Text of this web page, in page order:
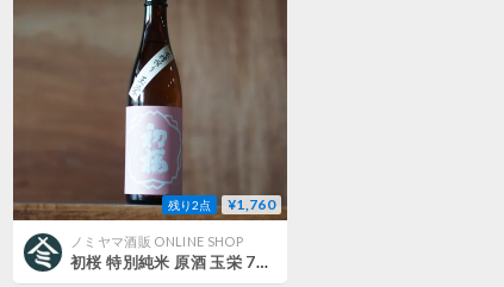
残り2点 ¥1,760
ノミヤマ酒販 ONLINE SHOP
初桜 特別純米 原酒 玉栄 720ml